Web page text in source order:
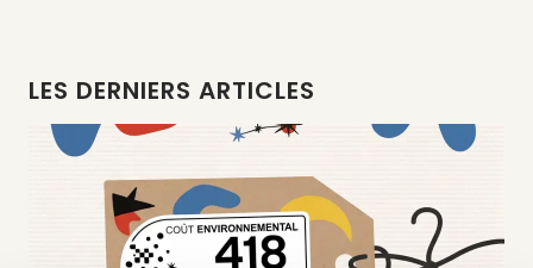
LES DERNIERS ARTICLES